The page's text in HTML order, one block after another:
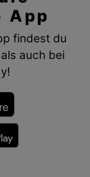
App
findest du
auch bei